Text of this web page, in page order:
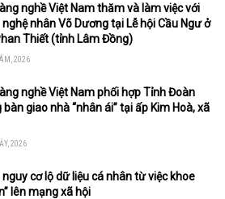
nghề Việt Nam thăm và làm việc với
nghệ nhân Võ Dương tại Lễ hội Cầu Ngư ở
Thiết (tỉnh Lâm Đồng)
2026
nghề Việt Nam phối hợp Tỉnh Đoàn
bàn giao nhà “nhân ái” tại ấp Kim Hoà, xã
2026
cơ lộ dữ liệu cá nhân từ việc khoe
lên mạng xã hội